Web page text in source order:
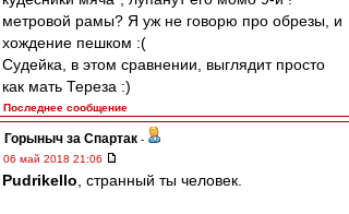
метровой рамы? Я уж не говорю про обрезы, и
хождение пешком :(
Судейка, в этом сравнении, выглядит просто
как мать Тереза :)
Последнее сообщение
Горыныч за Спартак -
06 май 2018 21:06
Pudrikello , странный ты человек.